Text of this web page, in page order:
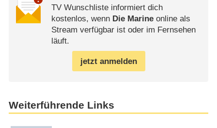
TV Wunschliste informiert dich
kostenlos, wenn Die Marineonline als
Stream verfügbar ist oder im Fernsehen
läuft.
jetzt anmelden
Weiterführende Links